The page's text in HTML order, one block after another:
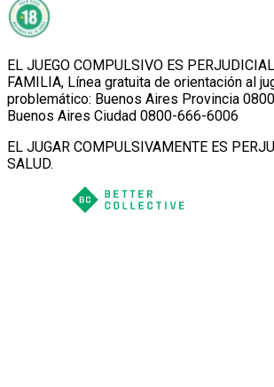
EL JUEGO COMPULSIVO ES
FAMILIA, Línea gratuita de orientación al
problemático: Buenos Aires Provincia
Buenos Aires Ciudad 0800-666-6006
EL JUGAR COMPULSIVAMENTE ES
SALUD.